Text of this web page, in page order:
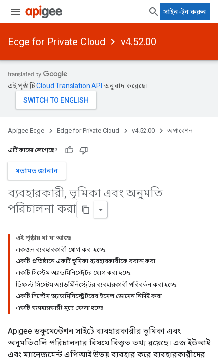
সাইন-ইন করুন
Edge for Private Cloud v4.52.00
এই পৃষ্ঠাটিCloud Translation API অনুবাদ করেছে।
Apigee Edge Edge for Private Cloud v4.52.00 অপারেশন
এটি কাজে লেগেছে?
মতামত জানান
ব্যবহারকারী, ভূমিকা এবং অনুমতি
পরিচালনা করা
এই পৃষ্ঠায় যা যা আছে
একজন ব্যবহারকারী যোগ করা হচ্ছে
একটি প্রতিষ্ঠানে একটি ভূমিকা ব্যবহারকারীকে বরাদ্দ করা
একটি সিস্টেম অ্যাডমিনিস্ট্রেটর যোগ করা হচ্ছে
ডিফল্ট সিস্টেম অ্যাডমিনিস্ট্রেটর ব্যবহারকারী পরিবর্তন করা হচ্ছে
একটি সিস্টেম অ্যাডমিনিস্ট্রেটরের ইমেল ডোমেন নির্দিষ্ট করা
একটি ব্যবহারকারী মুছে ফেলা হচ্ছে
Apigee ডকুমেন্টেশন সাইটে ব্যবহারকারীর ভূমিকা এবং
অনুমতিগুলি পরিচালনার বিষয়ে বিস্তৃত তথ্য রয়েছে। এজ ইউআই
এবং ম্যানেজমেন্ট এপিআই উভয় ব্যবহার করে ব্যবহারকারীদের